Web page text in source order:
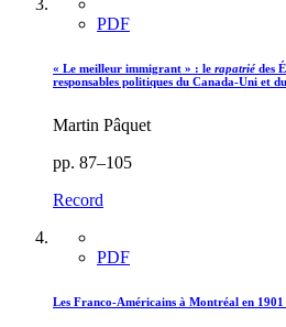
PDF
« Le meilleur immigrant » : le rapatrié des
responsables politiques du Canada-Uni et
Martin Pâquet
pp. 87–105
Record
PDF
Les Franco-Américains à Montréal en